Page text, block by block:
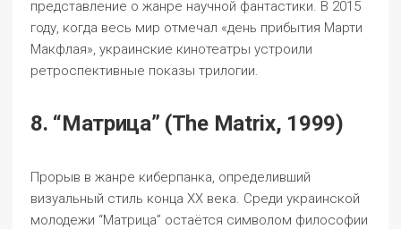
представление о жанре научной фантастики. В 2015
году, когда весь мир отмечал «день прибытия Марти
Макфлая», украинские кинотеатры устроили
ретроспективные показы трилогии.
8. “Матрица” (The Matrix, 1999)
Прорыв в жанре киберпанка, определивший
визуальный стиль конца XX века. Среди украинской
молодежи “Матрица” остаётся символом философии